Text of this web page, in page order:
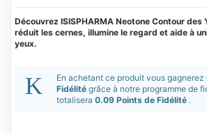
Découvrez ISISPHARMA Neotone Contour des
réduit les cernes, illumine le regard et aide à
yeux.
En achetant ce produit vous gagnerez
Fidélité grâce à notre programme de
totalisera 0.09 Points de Fidélité .